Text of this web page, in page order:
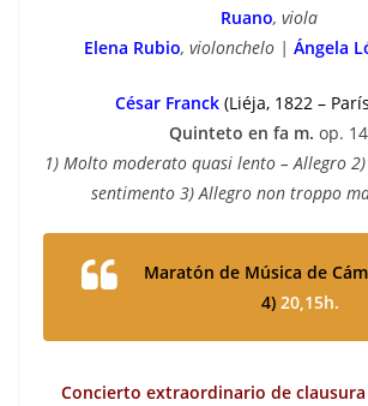
Ruano, viola
Elena Rubio, violonchelo | Ángela
César Franck (Liéja, 1822 –
Quinteto en fa m. op. 14
1) Molto moderato quasi lento – Allegro
sentimento 3) Allegro non troppo
Maratón de Música de
4) 20,15h.
Concierto extraordinario de